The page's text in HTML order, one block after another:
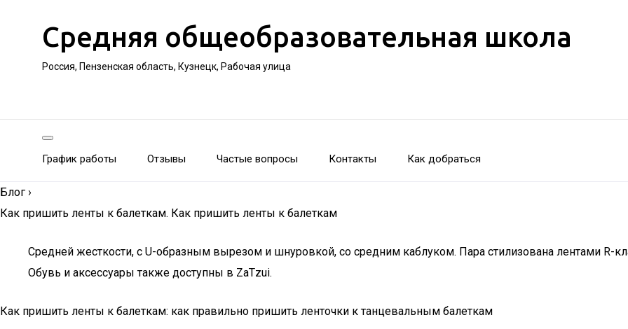
Средняя общеобразовательная школа
Россия, Пензенская область, Кузнецк, Рабочая улица
График работы Отзывы Частые вопросы Контакты Как добраться
Блог ›
Как пришить ленты к балеткам. Как пришить ленты к балеткам
Средней жесткости, с U-образным вырезом и шнуровкой, со средним каблуком. Пара стилизована лентами
Обувь и аксессуары также доступны в ZaTzui.
Как пришить ленты к балеткам: как правильно пришить ленточки к танцевальным балеткам